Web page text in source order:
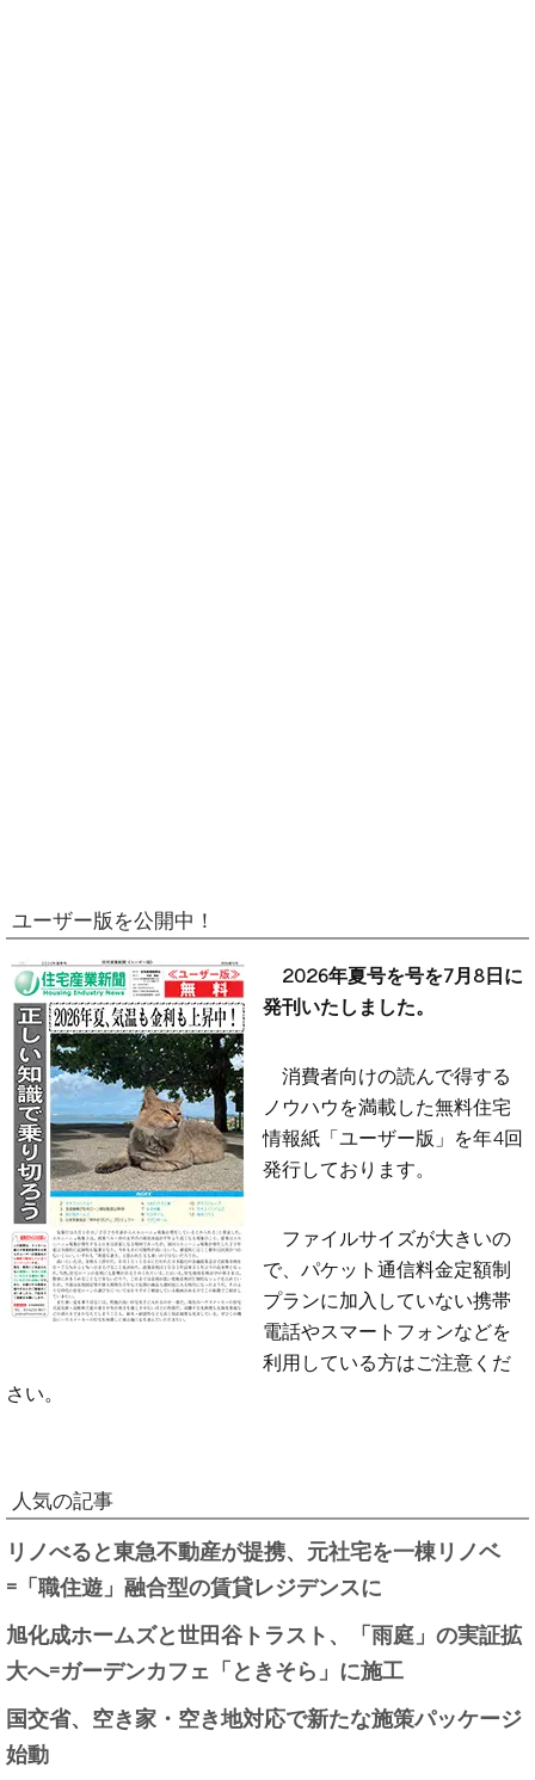
ユーザー版を公開中！
2026年夏号を号を7月8日に
発刊いたしました。
消費者向けの読んで得する
ノウハウを満載した無料住宅
情報紙「ユーザー版」を年4回
発行しております。
ファイルサイズが大きいの
で、パケット通信料金定額制
プランに加入していない携帯
電話やスマートフォンなどを
利用している方はご注意くだ
さい。
人気の記事
リノべると東急不動産が提携、元社宅を一棟リノベ
=「職住遊」融合型の賃貸レジデンスに
旭化成ホームズと世田谷トラスト、「雨庭」の実証拡
大へ=ガーデンカフェ「ときそら」に施工
国交省、空き家・空き地対応で新たな施策パッケージ
始動